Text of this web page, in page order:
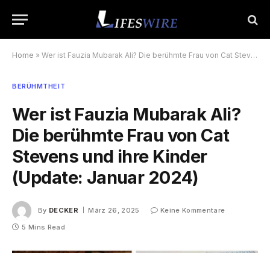
Home » Wer ist Fauzia Mubarak Ali? Die berühmte Frau von Cat Stevens und ihre Kinder (Update: Januar 2024)
BERÜHMTHEIT
Wer ist Fauzia Mubarak Ali?
Die berühmte Frau von Cat
Stevens und ihre Kinder
(Update: Januar 2024)
By DECKER März 26, 2025
Keine Kommentare
5 Mins Read